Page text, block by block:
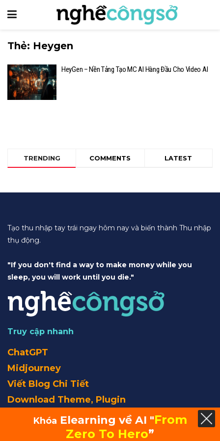
Thẻ: Heygen
HeyGen – Nền Tảng Tạo MC AI Hàng Đầu Cho Video AI
TRENDING COMMENTS LATEST
Tạo thu nhập tay trái ngay hôm nay và biến thành Thu nhập
thụ động.
"If you don't find a way to make money while you
sleep, you will work until you die."
Truy cập nhanh
ChatGPT
Midjourney
Viết Blog Chi Tiết
Download Theme, Plugin
Khóa Elearning về AI "From
Zero To Hero”